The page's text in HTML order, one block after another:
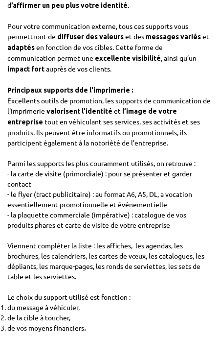
d’affirmer un peu plus votre identité.
Pour votre communication externe, tous ces supports vous
permettront de diffuser des valeurset des messages variéset
adaptésen fonction de vos cibles. Cette forme de
communication permet une excellente visibilité, ainsi qu’un
impact fortauprès de vos clients.
Principaux supports dde l'imprimerie :
Excellents outils de promotion, les supports de communication de
l'imprimerie valorisent l’identité et l’image de votre
entreprise tout en véhiculant ses services, ses activités et ses
produits. Ils peuvent être informatifs ou promotionnels, ils
participent également à la notoriété de l’entreprise.
Parmi les supports les plus couramment utilisés, on retrouve :
- la carte de visite (primordiale) : pour se présenter et garder
contact
- le flyer (tract publicitaire) : au format A6, A5, DL, a vocation
essentiellement promotionnelle et événementielle
- la plaquette commerciale (impérative) : catalogue de vos
produits phares et carte de visite de votre entreprise
Viennent compléter la liste : les affiches, les agendas, les
brochures, les calendriers, les cartes de vœux, les catalogues, les
dépliants, les marque-pages, les ronds de serviettes, les sets de
table et les serviettes.
Le choix du support utilisé est fonction :
du message à véhiculer,
de la cible à toucher,
de vos moyens financiers.